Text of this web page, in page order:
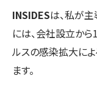
INSIDESは、私が
には、会社設立か
ルスの感染拡大に
ます。